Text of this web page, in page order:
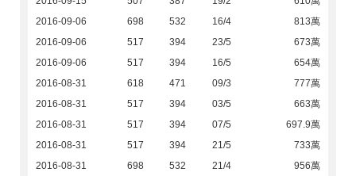
2016-09-06
698 532 16/4
813萬
2016-09-06
517 394 23/5
673萬
2016-09-06
517 394 16/5
654萬
2016-08-31
618 471 09/3
777萬
2016-08-31
517 394 03/5
663萬
2016-08-31
517 394 07/5
697.9萬
2016-08-31
517 394 21/5
733萬
2016-08-31
698 532 21/4
956萬